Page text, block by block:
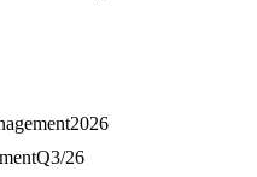
2026
Q3/26